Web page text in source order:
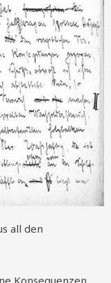
all den
Konsequenzen